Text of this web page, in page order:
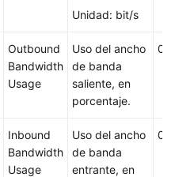
Unidad: bit/s
Outbound
Bandwidth
Usage
Uso del ancho
de banda
saliente, en
porcentaje.
0-
Inbound
Bandwidth
Usage
Uso del ancho
de banda
entrante, en
0-